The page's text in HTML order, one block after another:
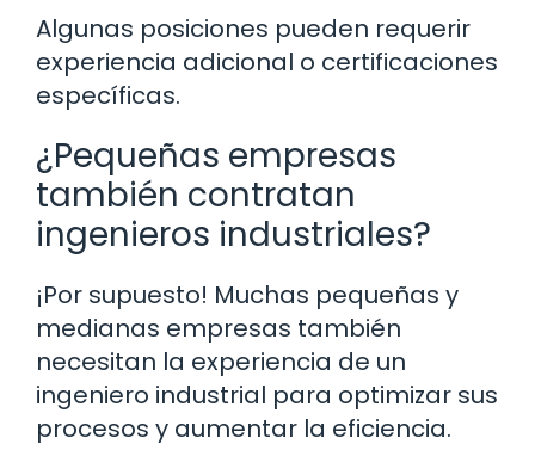
Algunas posiciones pueden requerir
experiencia adicional o certificaciones
específicas.
¿Pequeñas empresas
también contratan
ingenieros industriales?
¡Por supuesto! Muchas pequeñas y
medianas empresas también
necesitan la experiencia de un
ingeniero industrial para optimizar sus
procesos y aumentar la eficiencia.